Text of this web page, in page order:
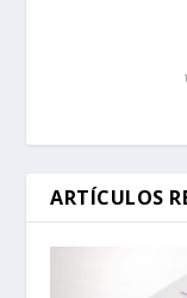
ARTÍCULOS